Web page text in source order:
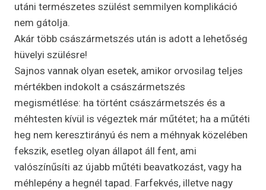
utáni természetes szülést semmilyen komplikáció
nem gátolja.
Akár több császármetszés után is adott a lehetőség
hüvelyi szülésre!
Sajnos vannak olyan esetek, amikor orvosilag teljes
mértékben indokolt a császármetszés
megismétlése: ha történt császármetszés és a
méhtesten kívül is végeztek már műtétet; ha a műtéti
heg nem keresztirányú és nem a méhnyak közelében
fekszik, esetleg olyan állapot áll fent, ami
valószínűsíti az újabb műtéti beavatkozást, vagy ha
méhlepény a hegnél tapad. Farfekvés, illetve nagy